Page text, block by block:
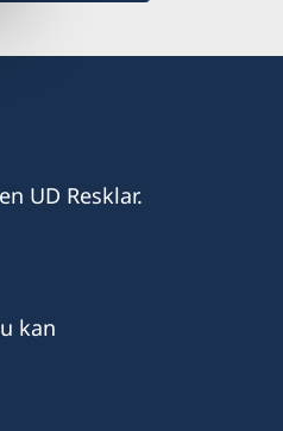
via epost:
UD Resklar.
kan